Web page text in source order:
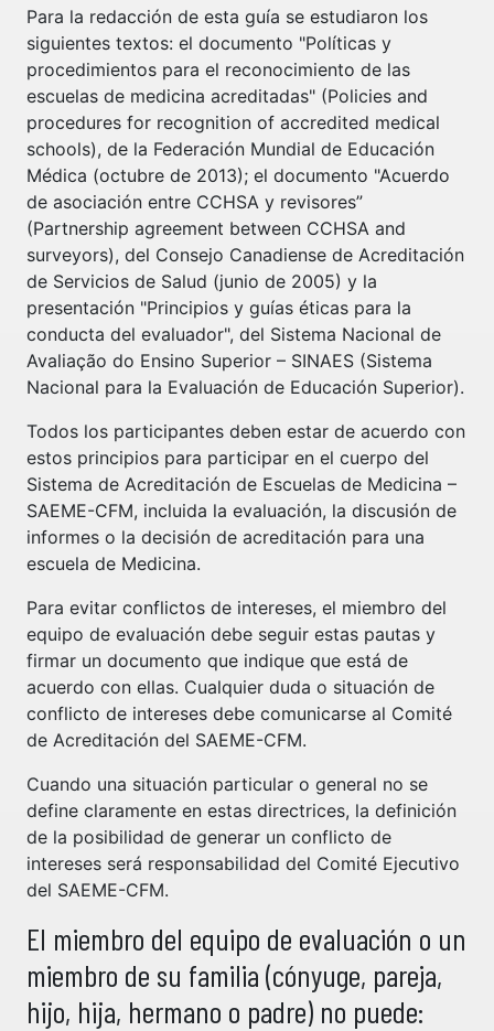
Para la redacción de esta guía se estudiaron los
siguientes textos: el documento "Políticas y
procedimientos para el reconocimiento de las
escuelas de medicina acreditadas" (Policies and
procedures for recognition of accredited medical
schools), de la Federación Mundial de Educación
Médica (octubre de 2013); el documento "Acuerdo
de asociación entre CCHSA y revisores”
(Partnership agreement between CCHSA and
surveyors), del Consejo Canadiense de Acreditación
de Servicios de Salud (junio de 2005) y la
presentación "Principios y guías éticas para la
conducta del evaluador", del Sistema Nacional de
Avaliação do Ensino Superior – SINAES (Sistema
Nacional para la Evaluación de Educación Superior).
Todos los participantes deben estar de acuerdo con
estos principios para participar en el cuerpo del
Sistema de Acreditación de Escuelas de Medicina –
SAEME-CFM, incluida la evaluación, la discusión de
informes o la decisión de acreditación para una
escuela de Medicina.
Para evitar conflictos de intereses, el miembro del
equipo de evaluación debe seguir estas pautas y
firmar un documento que indique que está de
acuerdo con ellas. Cualquier duda o situación de
conflicto de intereses debe comunicarse al Comité
de Acreditación del SAEME-CFM.
Cuando una situación particular o general no se
define claramente en estas directrices, la definición
de la posibilidad de generar un conflicto de
intereses será responsabilidad del Comité Ejecutivo
del SAEME-CFM.
El miembro del equipo de evaluación o un
miembro de su familia (cónyuge, pareja,
hijo, hija, hermano o padre) no puede: